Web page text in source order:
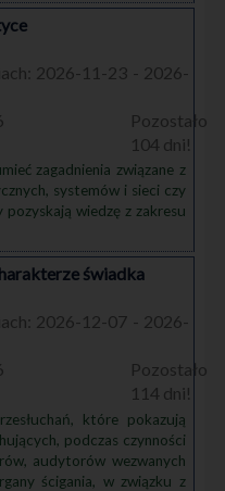
2026-11-23 - 2026-
104
zagadnienia związane z
systemów i sieci czy
wiedzę z zakresu
świadka
2026-12-07 - 2026-
114
które pokazują
podczas czynności
audytorów wezwanych
ścigania, w związku z